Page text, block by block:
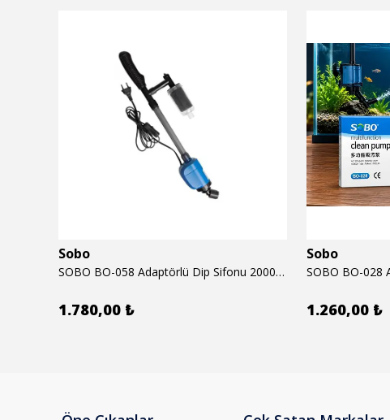
Sobo
SOBO BO-058 Adaptörlü Dip Sifonu 2000 Lth 32 W
1.780,00 ₺
Sobo
1.260,00 ₺